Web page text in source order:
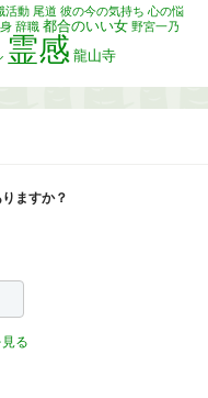
活動 尾道 彼の今の気持ち 心の悩
辞職 都合のいい女 野宮一乃
霊感 龍山寺
ますか？
る